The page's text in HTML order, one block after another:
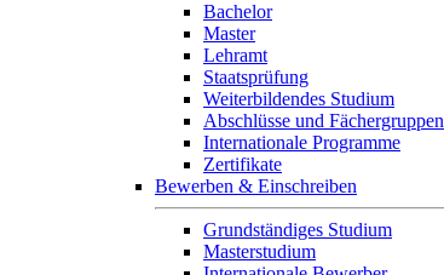
Bachelor
Master
Lehramt
Staatsprüfung
Weiterbildendes Studium
Abschlüsse und Fächergruppen
Internationale Programme
Zertifikate
Bewerben & Einschreiben
Grundständiges Studium
Masterstudium